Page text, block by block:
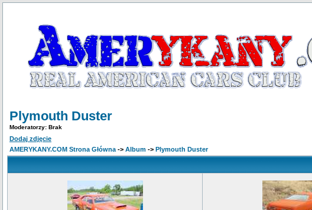
Plymouth Duster
Moderatorzy: Brak
Dodaj zdjęcie
AMERYKANY.COM Strona Główna -> Album -> Plymouth Duster